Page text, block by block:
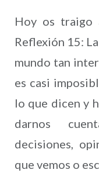
Hoy os traigo
Reflexión 15:
mundo tan
es casi
lo que dicen y
darnos
decisiones,
que vemos o